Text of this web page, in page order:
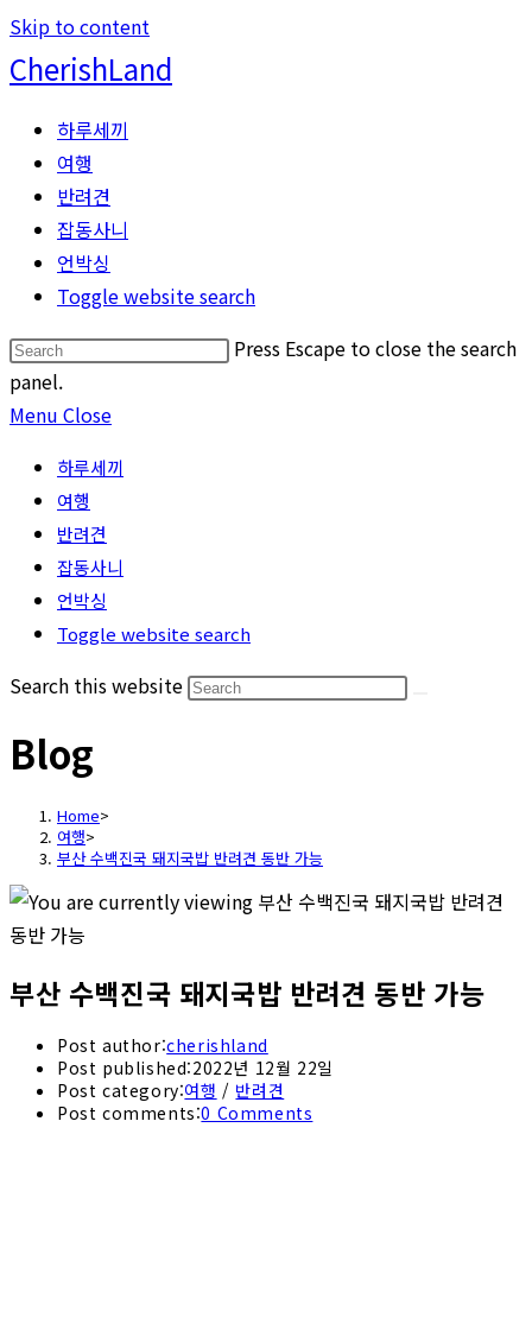
Skip to content
CherishLand
하루세끼
여행
반려견
잡동사니
언박싱
Toggle website search
Press Escape to close the search
panel.
Menu Close
하루세끼
여행
반려견
잡동사니
언박싱
Toggle website search
Search this website
Blog
Home>
여행>
부산 수백진국 돼지국밥 반려견 동반 가능
부산 수백진국 돼지국밥 반려견 동반 가능
Post author:cherishland
Post published:2022년 12월 22일
Post category:여행 / 반려견
Post comments:0 Comments